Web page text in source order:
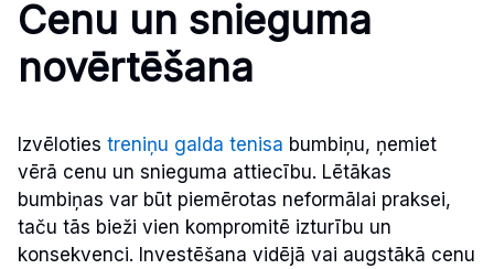
Cenu un snieguma
novērtēšana
Izvēloties treniņu galda tenisa bumbiņu, ņemiet
vērā cenu un snieguma attiecību. Lētākas
bumbiņas var būt piemērotas neformālai praksei,
taču tās bieži vien kompromitē izturību un
konsekvenci. Investēšana vidējā vai augstākā cenu